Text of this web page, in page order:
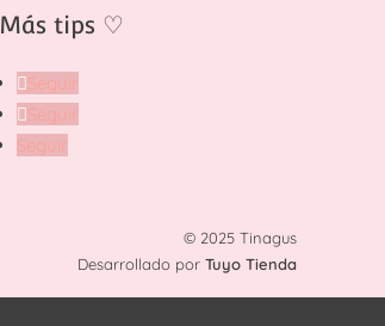
Más tips ♡
Seguir
Seguir
Seguir
© 2025 Tinagus
Desarrollado porTuyo Tienda